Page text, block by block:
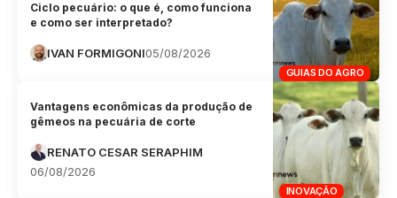
GUIAS DO AGRO
Ciclo pecuário: o que é, como funciona
e como ser interpretado?
IVAN FORMIGONI05/08/2026
INOVAÇÃO
Vantagens econômicas da produção de
gêmeos na pecuária de corte
RENATO CESAR SERAPHIM
06/08/2026